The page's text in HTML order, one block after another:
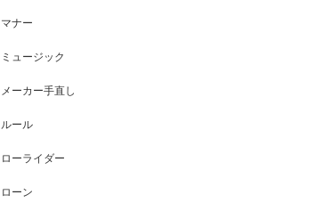
マナー
ミュージック
メーカー手直し
ルール
ローライダー
ローン